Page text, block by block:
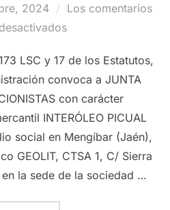
2024
Los comentarios
LSC y 17 de los Estatutos,
convoca a JUNTA
con carácter
INTERÓLEO PICUAL
social en Mengíbar (Jaén),
GEOLIT, CTSA 1, C/ Sierra
en la sede de la sociedad …